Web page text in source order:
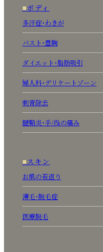
ボディ
多汗症・わきが
バスト・豊胸
ダイエット・脂肪吸引
婦人科・デリケートゾーン
刺青除去
腱鞘炎・手/指の痛み
スキン
お肌の若返り
薄毛・脱毛症
医療脱毛